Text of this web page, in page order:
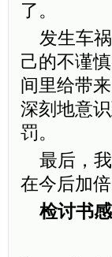
了。
发生车祸
己的不谨
间里给带
深刻地意
罚。
最后，我
在今后加
检讨书感